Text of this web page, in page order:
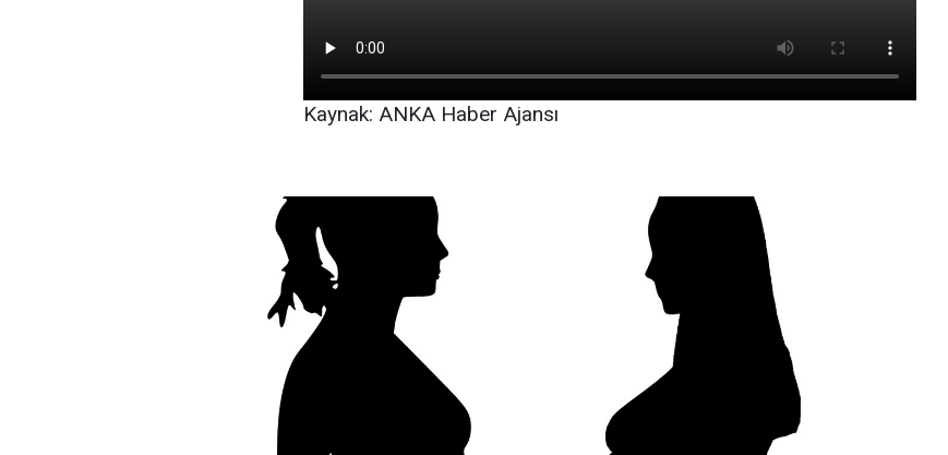
Kaynak: ANKA Haber Ajansı